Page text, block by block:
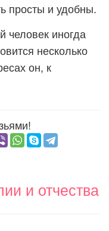
просты и удобны.
человек иногда
несколько
он, к
и отчества